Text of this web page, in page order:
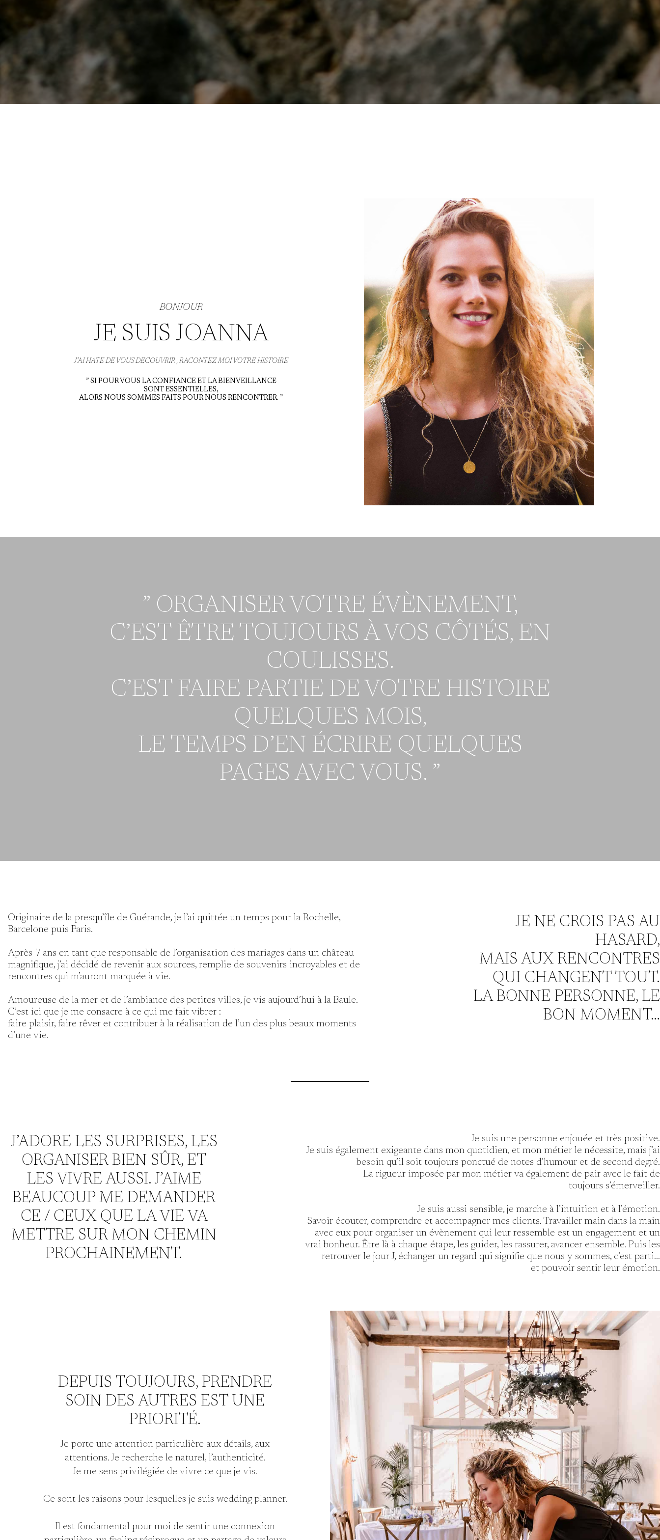
BONJOUR
JE SUIS JOANNA
J’AI HATE DE VOUS DECOUVRIR , RACONTEZ MOI VOTRE HISTOIRE
” SI POUR VOUS LA CONFIANCE ET LA BIENVEILLANCE
SONT ESSENTIELLES,
ALORS NOUS SOMMES FAITS POUR NOUS RENCONTRER. ”
” ORGANISER VOTRE ÉVÈNEMENT,
C’EST ÊTRE TOUJOURS À VOS CÔTÉS, EN
COULISSES.
C’EST FAIRE PARTIE DE VOTRE HISTOIRE
QUELQUES MOIS,
LE TEMPS D’EN ÉCRIRE QUELQUES
PAGES AVEC VOUS. ”
Originaire de la presqu’île de Guérande, je l’ai quittée un temps pour la Rochelle,
Barcelone puis Paris.
Après 7 ans en tant que responsable de l’organisation des mariages dans un château
magnifique, j’ai décidé de revenir aux sources, remplie de souvenirs incroyables et de
rencontres qui m’auront marquée à vie.
Amoureuse de la mer et de l’ambiance des petites villes, je vis aujourd’hui à la Baule.
C’est ici que je me consacre à ce qui me fait vibrer :
faire plaisir, faire rêver et contribuer à la réalisation de l’un des plus beaux moments
d’une vie.
JE NE CROIS PAS AU
HASARD,
MAIS AUX RENCONTRES
QUI CHANGENT TOUT.
LA BONNE PERSONNE, LE
BON MOMENT…
J’ADORE LES SURPRISES, LES
ORGANISER BIEN SÛR, ET
LES VIVRE AUSSI. J’AIME
BEAUCOUP ME DEMANDER
CE / CEUX QUE LA VIE VA
METTRE SUR MON CHEMIN
PROCHAINEMENT.
Je suis une personne enjouée et très positive.
Je suis également exigeante dans mon quotidien, et mon métier le nécessite, mais j’ai
besoin qu’il soit toujours ponctué de notes d’humour et de second degré.
La rigueur imposée par mon métier va également de pair avec le fait de
toujours s’émerveiller.
Je suis aussi sensible, je marche à l’intuition et à l’émotion.
Savoir écouter, comprendre et accompagner mes clients. Travailler main dans la main
avec eux pour organiser un évènement qui leur ressemble est un engagement et un
vrai bonheur. Être là à chaque étape, les guider, les rassurer, avancer ensemble. Puis les
retrouver le jour J, échanger un regard qui signifie que nous y sommes, c’est parti…
et pouvoir sentir leur émotion.
DEPUIS TOUJOURS, PRENDRE
SOIN DES AUTRES EST UNE
PRIORITÉ.
Je porte une attention particulière aux détails, aux
attentions. Je recherche le naturel, l’authenticité.
Je me sens privilégiée de vivre ce que je vis.
Ce sont les raisons pour lesquelles je suis wedding planner.
Il est fondamental pour moi de sentir une connexion